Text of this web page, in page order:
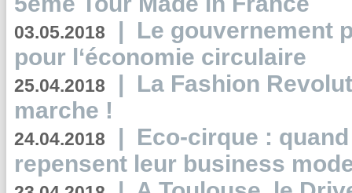
03.05.2018 | Le gouvernement
pour l‘économie circulaire
25.04.2018 | La Fashion
marche !
24.04.2018 | Eco-cirque :
repensent leur business